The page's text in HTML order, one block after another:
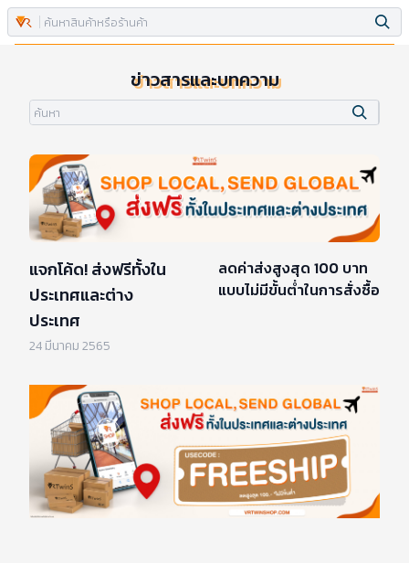
ข่าวสารและบทความ
แจกโค้ด! ส่งฟรีทั้งใน
ประเทศและต่าง
ประเทศ
24 มีนาคม 2565
ลดค่าส่งสูงสุด 100 บาท
แบบไม่มีขั้นต่ำในการสั่งซื้อ